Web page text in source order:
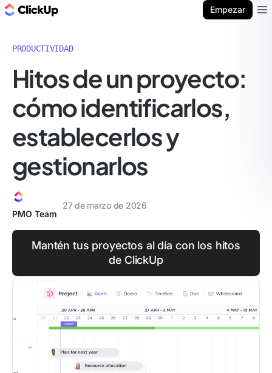
Empezar
PRODUCTIVIDAD
Hitos de un proyecto:
cómo identificarlos,
establecerlos y
gestionarlos
PMO Team
27 de marzo de 2026
Mantén tus proyectos al día con los hitos
de ClickUp